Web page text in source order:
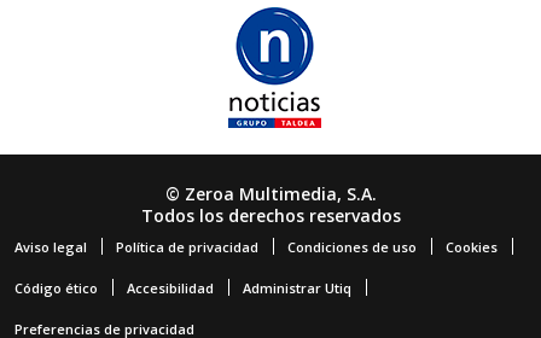
© Zeroa Multimedia, S.A.
Todos los derechos reservados
Aviso legal Política de privacidad Condiciones de uso Cookies
Código ético Accesibilidad Administrar Utiq
Preferencias de privacidad